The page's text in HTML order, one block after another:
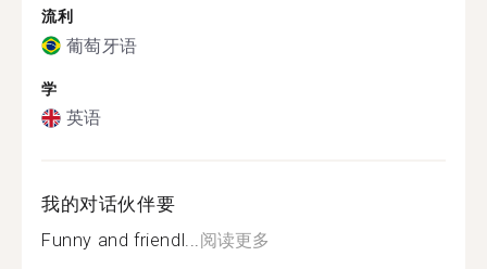
流利
葡萄牙语
学
英语
我的对话伙伴要
Funny and friendl...阅读更多